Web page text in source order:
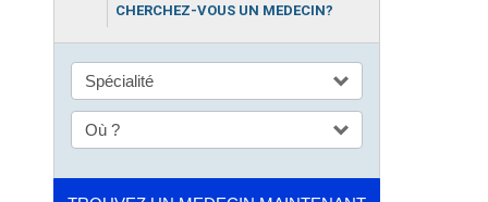
CHERCHEZ-VOUS UN MEDECIN?